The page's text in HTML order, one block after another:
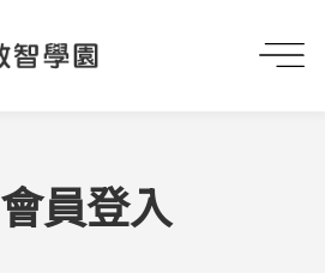
會員登入